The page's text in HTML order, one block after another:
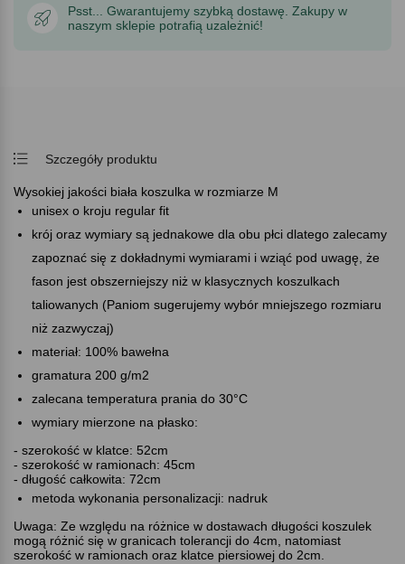
Psst... Gwarantujemy szybką dostawę. Zakupy w
naszym sklepie potrafią uzależnić!
Szczegóły produktu
Wysokiej jakości biała koszulka w rozmiarze M
unisex o kroju regular fit
krój oraz wymiary są jednakowe dla obu płci dlatego zalecamy
zapoznać się z dokładnymi wymiarami i wziąć pod uwagę, że
fason jest obszerniejszy niż w klasycznych koszulkach
taliowanych (Paniom sugerujemy wybór mniejszego rozmiaru
niż zazwyczaj)
materiał: 100% bawełna
gramatura 200 g/m2
zalecana temperatura prania do 30°C
wymiary mierzone na płasko:
- szerokość w klatce: 52cm
- szerokość w ramionach: 45cm
- długość całkowita: 72cm
metoda wykonania personalizacji: nadruk
Uwaga: Ze względu na różnice w dostawach długości koszulek
mogą różnić się w granicach tolerancji do 4cm, natomiast
szerokość w ramionach oraz klatce piersiowej do 2cm.